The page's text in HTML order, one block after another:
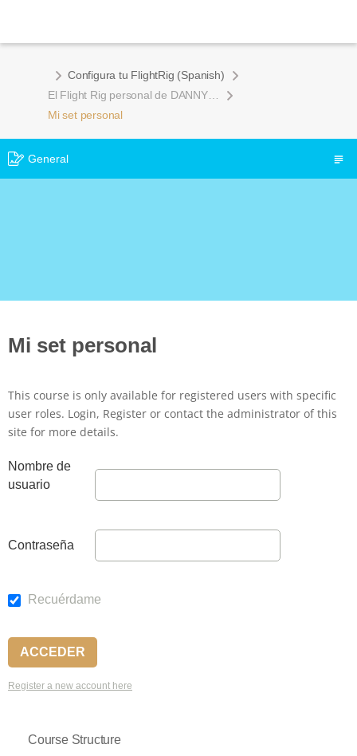
Configura tu FlightRig (Spanish)
El Flight Rig personal de DANNY GOMEZ
Mi set personal
General
Mi set personal
This course is only available for registered users with specific
user roles. Login, Register or contact the administrator of this
site for more details.
Nombre de
usuario
Contraseña
Recuérdame
Register a new account here
Course Structure